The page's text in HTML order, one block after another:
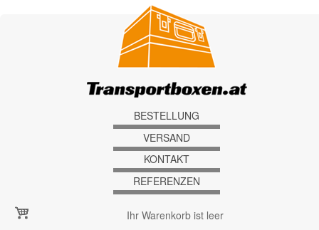
BESTELLUNG
VERSAND
KONTAKT
REFERENZEN
Ihr Warenkorb ist leer